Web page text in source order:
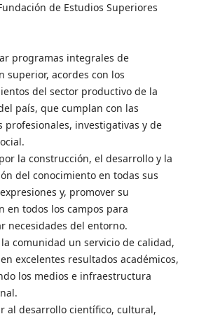
de Estudios Superiores
programas integrales de
superior, acordes con los
del sector productivo de la
país, que cumplan con las
profesionales, investigativas y de
la construcción, el desarrollo y la
del conocimiento en todas sus
y, promover su
en todos los campos para
necesidades del entorno.
la comunidad un servicio de calidad,
excelentes resultados académicos,
los medios e infraestructura
al desarrollo científico, cultural,